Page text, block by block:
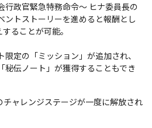
行政官緊急特務命令～ ヒナ委員長の
ントストーリーを進めると報酬とし
ることが可能。
定の「ミッション」が追加され、
秘伝ノート」が獲得することもでき
ャレンジステージが一度に解放され